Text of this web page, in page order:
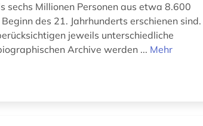
sechs Millionen Personen aus etwa 8.600
des 21. Jahrhunderts erschienen sind.
jeweils unterschiedliche
Archive werden ... Mehr